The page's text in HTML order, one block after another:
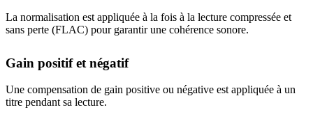
La normalisation est appliquée à la fois à la lecture compressée et
sans perte (FLAC) pour garantir une cohérence sonore.
Gain positif et négatif
Une compensation de gain positive ou négative est appliquée à un
titre pendant sa lecture.